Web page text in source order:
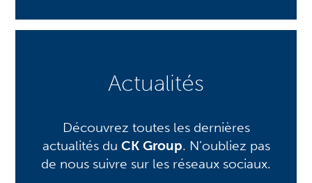
Actualités
Découvrez toutes les dernières
actualités du CK Group. N’oubliez pas
de nous suivre sur les réseaux sociaux.